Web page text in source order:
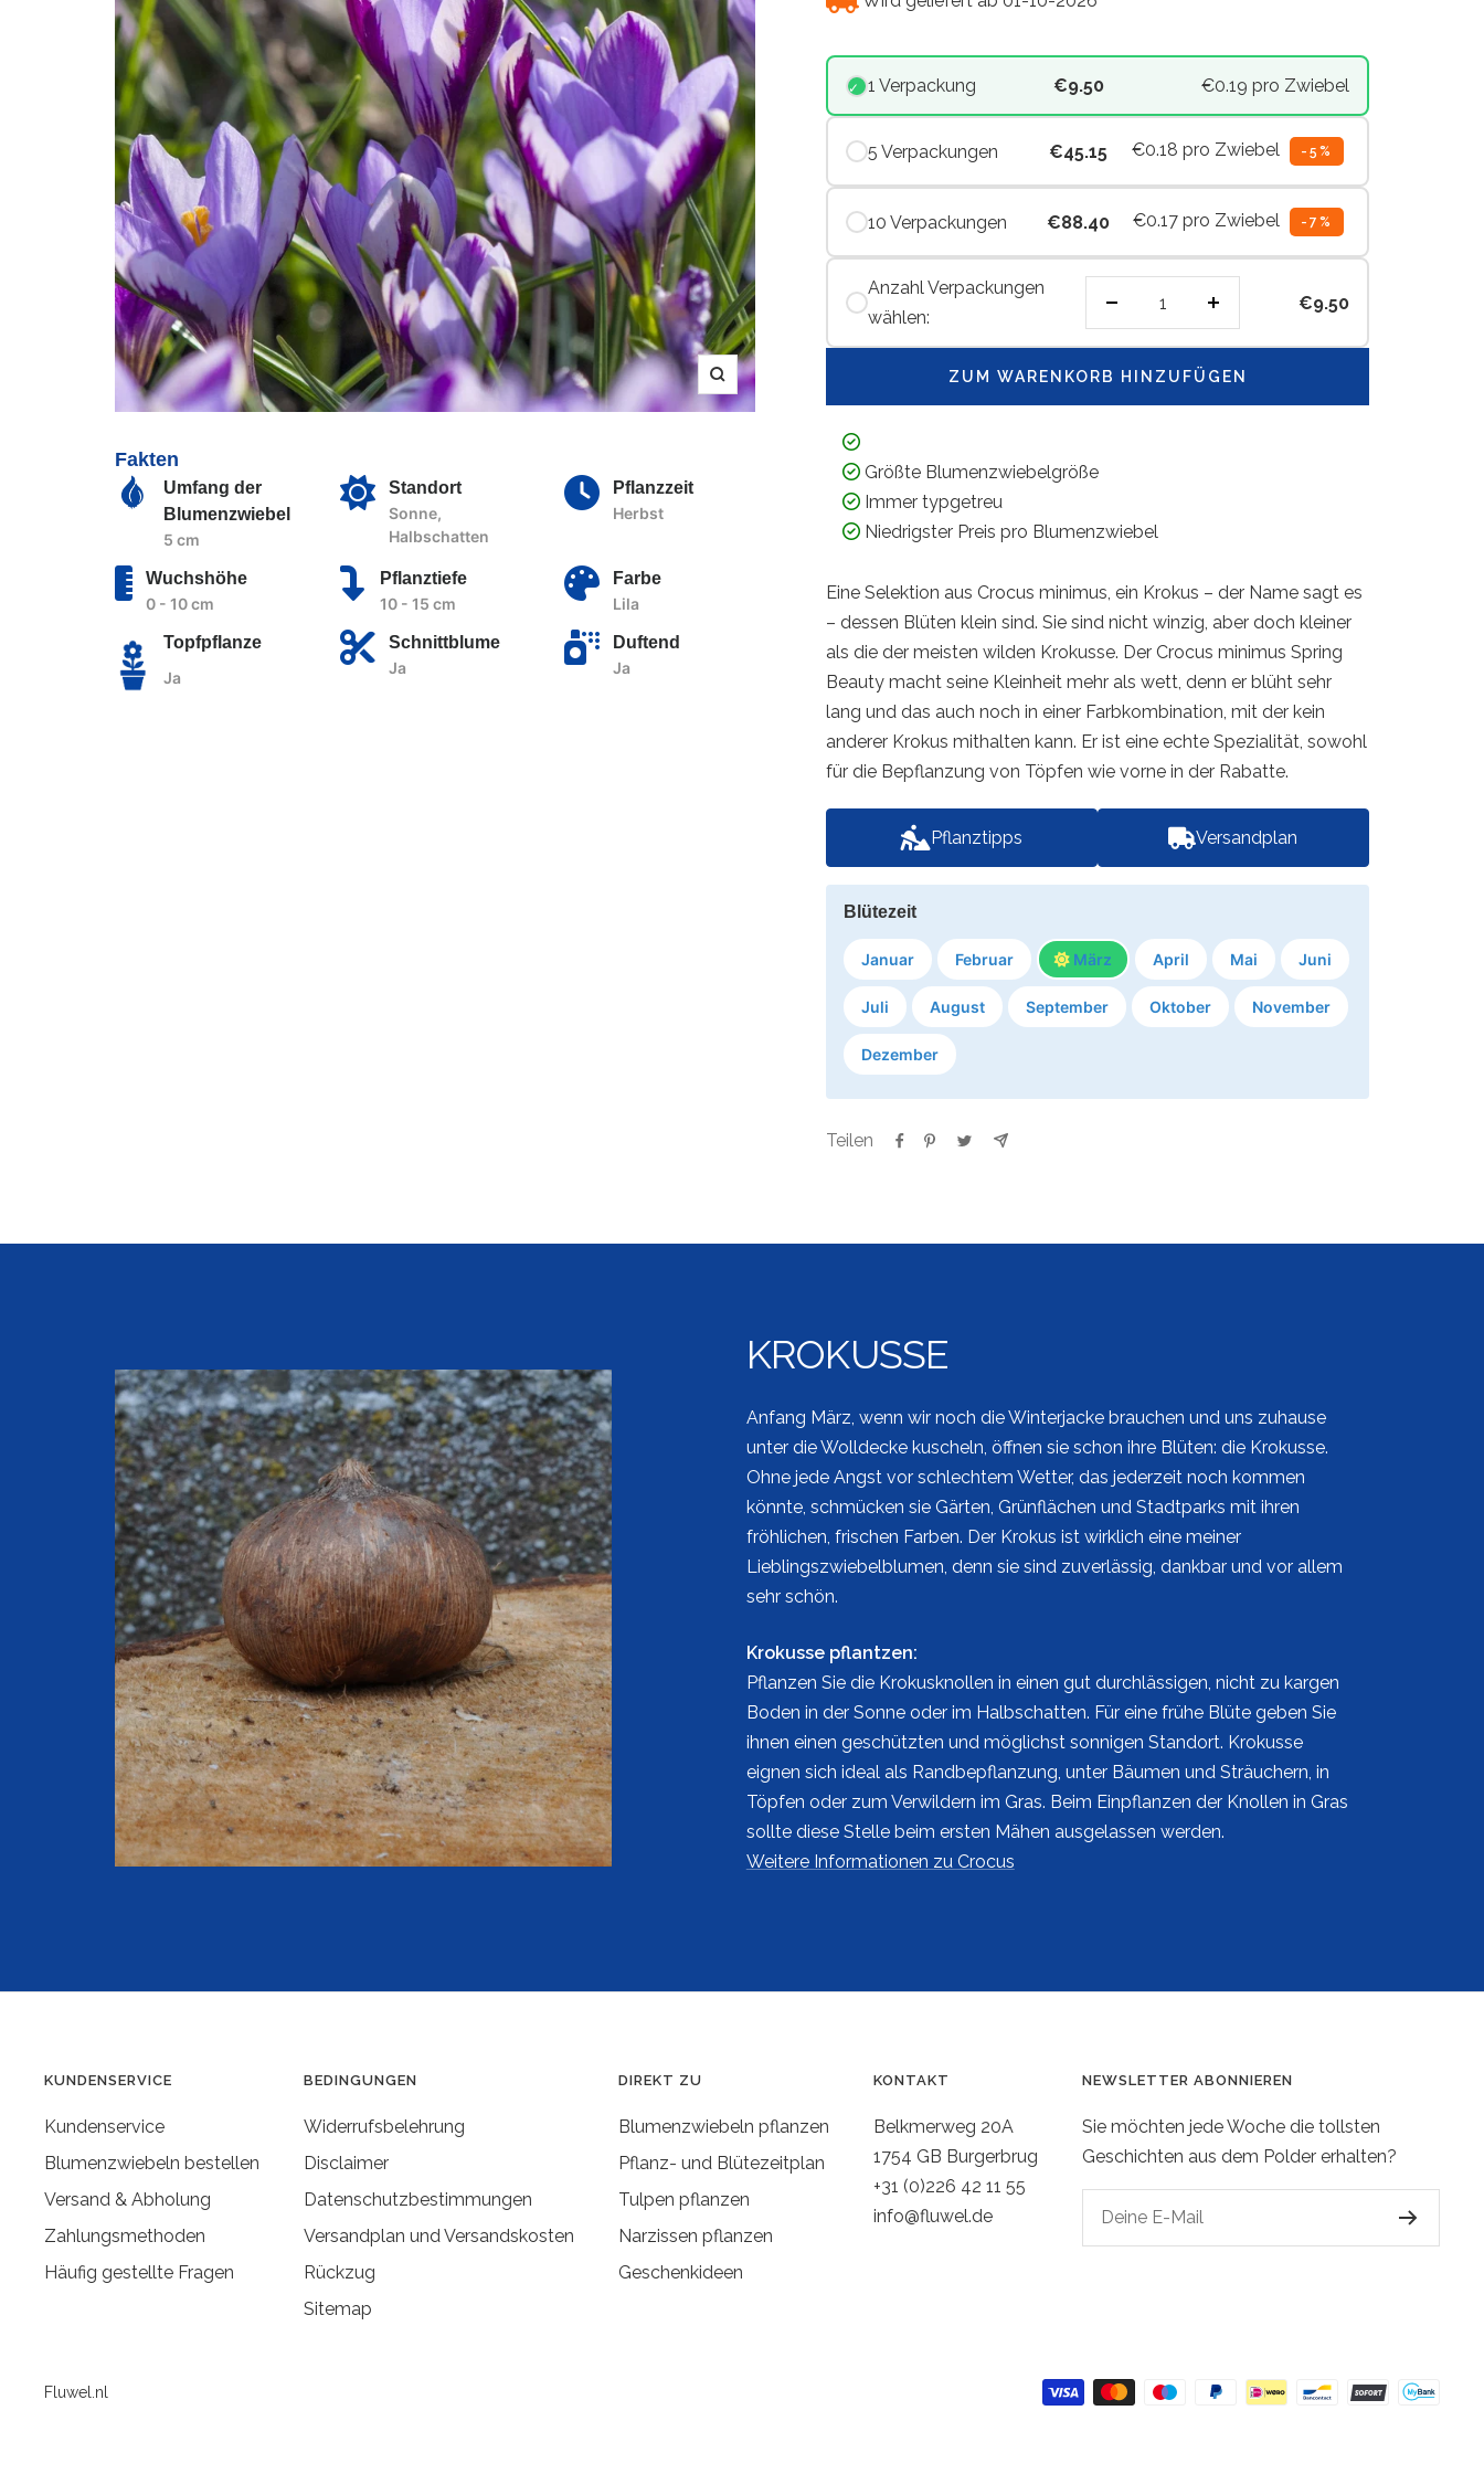
Zoom
Fakten
Umfang der
Blumenzwiebel
5 cm
Standort
Sonne,
Halbschatten
Pflanzzeit
Herbst
Wuchshöhe
0 - 10 cm
Pflanztiefe
10 - 15 cm
Farbe
Lila
Topfpflanze
Ja
Schnittblume
Ja
Duftend
Ja
1 Verpackung €9.50 €0.19 pro Zwiebel
5 Verpackungen €45.15 €0.18 pro Zwiebel -5%
10 Verpackungen €88.40 €0.17 pro Zwiebel -7%
Anzahl Verpackungen
wählen:
verringern
Menge
€9.50
ZUM WARENKORB HINZUFÜGEN
Größte Blumenzwiebelgröße
Immer typgetreu
Niedrigster Preis pro Blumenzwiebel
Eine Selektion aus Crocus minimus, ein Krokus – der Name sagt es
– dessen Blüten klein sind. Sie sind nicht winzig, aber doch kleiner
als die der meisten wilden Krokusse. Der Crocus minimus Spring
Beauty macht seine Kleinheit mehr als wett, denn er blüht sehr
lang und das auch noch in einer Farbkombination, mit der kein
anderer Krokus mithalten kann. Er ist eine echte Spezialität, sowohl
für die Bepflanzung von Töpfen wie vorne in der Rabatte.
Pflanztipps Versandplan
Blütezeit
Januar Februar März April Mai Juni
Juli August September Oktober November
Dezember
Teilen
KROKUSSE
Anfang März, wenn wir noch die Winterjacke brauchen und uns zuhause
unter die Wolldecke kuscheln, öffnen sie schon ihre Blüten: die Krokusse.
Ohne jede Angst vor schlechtem Wetter, das jederzeit noch kommen
könnte, schmücken sie Gärten, Grünflächen und Stadtparks mit ihren
fröhlichen, frischen Farben. Der Krokus ist wirklich eine meiner
Lieblingszwiebelblumen, denn sie sind zuverlässig, dankbar und vor allem
sehr schön.
Krokusse pflantzen:
Pflanzen Sie die Krokusknollen in einen gut durchlässigen, nicht zu kargen
Boden in der Sonne oder im Halbschatten. Für eine frühe Blüte geben Sie
ihnen einen geschützten und möglichst sonnigen Standort. Krokusse
eignen sich ideal als Randbepflanzung, unter Bäumen und Sträuchern, in
Töpfen oder zum Verwildern im Gras. Beim Einpflanzen der Knollen in Gras
sollte diese Stelle beim ersten Mähen ausgelassen werden.
Weitere Informationen zu Crocus
KUNDENSERVICE
Kundenservice
Blumenzwiebeln bestellen
Versand & Abholung
Zahlungsmethoden
Häufig gestellte Fragen
BEDINGUNGEN
Widerrufsbelehrung
Disclaimer
Datenschutzbestimmungen
Versandplan und Versandskosten
Rückzug
Sitemap
DIREKT ZU
Blumenzwiebeln pflanzen
Pflanz- und Blütezeitplan
Tulpen pflanzen
Narzissen pflanzen
Geschenkideen
KONTAKT
Belkmerweg 20A
1754 GB Burgerbrug
+31 (0)226 42 11 55
info@fluwel.de
NEWSLETTER ABONNIEREN
Sie möchten jede Woche die tollsten
Geschichten aus dem Polder erhalten?
Deine E-Mail
Fluwel.nl